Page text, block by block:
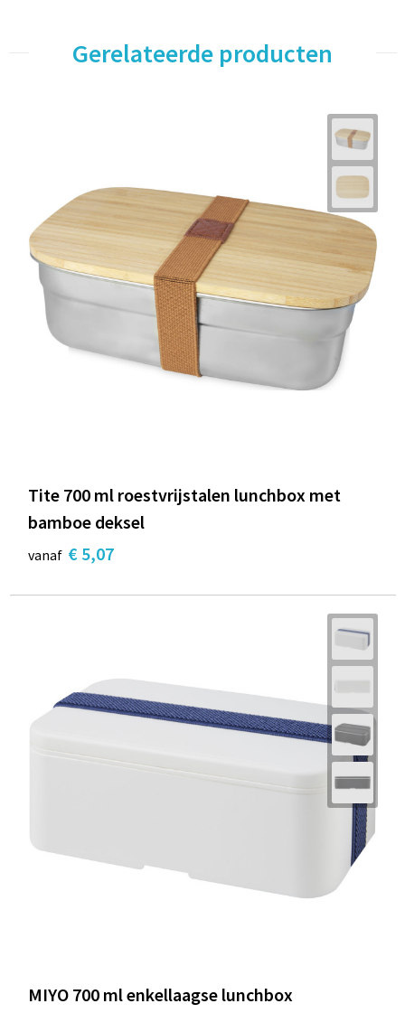
Gerelateerde producten
Tite 700 ml roestvrijstalen lunchbox met
bamboe deksel
vanaf € 5,07
MIYO 700 ml enkellaagse lunchbox